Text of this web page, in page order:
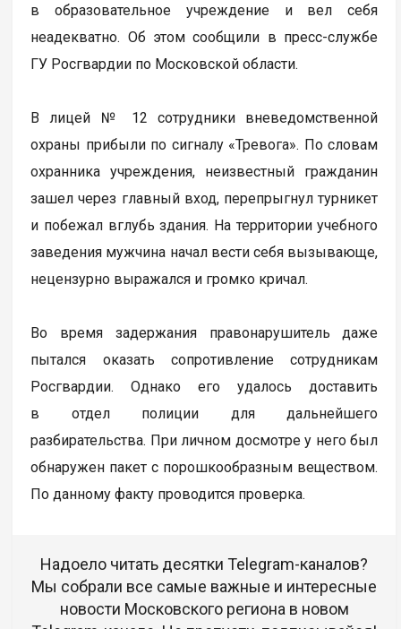
в образовательное учреждение и вел себя
неадекватно. Об этом сообщили в пресс-службе
ГУ Росгвардии по Московской области.
В лицей № 12 сотрудники вневедомственной
охраны прибыли по сигналу «Тревога». По словам
охранника учреждения, неизвестный гражданин
зашел через главный вход, перепрыгнул турникет
и побежал вглубь здания. На территории учебного
заведения мужчина начал вести себя вызывающе,
нецензурно выражался и громко кричал.
Во время задержания правонарушитель даже
пытался оказать сопротивление сотрудникам
Росгвардии. Однако его удалось доставить
в отдел полиции для дальнейшего
разбирательства. При личном досмотре у него был
обнаружен пакет с порошкообразным веществом.
По данному факту проводится проверка.
Надоело читать десятки Telegram-каналов?
Мы собрали все самые важные и интересные
новости Московского региона в новом